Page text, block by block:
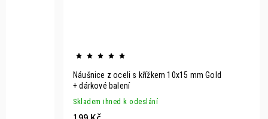
Náušnice z oceli s křížkem 10x15 mm Gold
+ dárkové balení
Skladem ihned k odeslání